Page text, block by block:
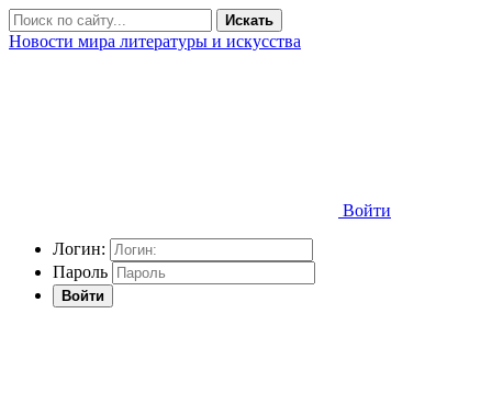
Искать
Новости мира литературы и искусства
Войти
Логин:
Пароль
Войти